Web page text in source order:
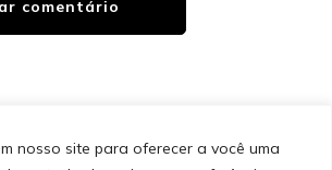
nosso site para oferecer a você uma